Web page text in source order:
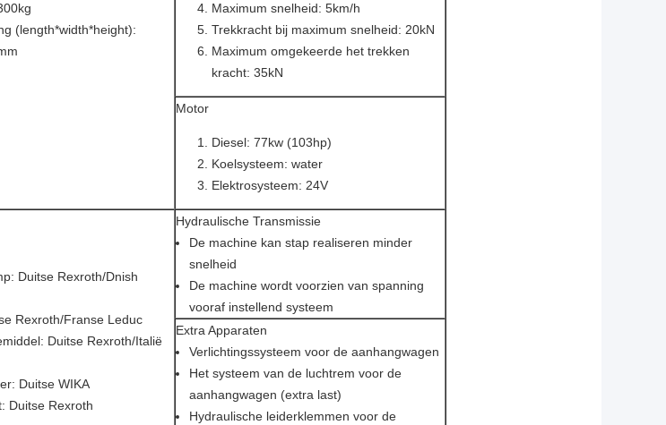
(length*width*height):
Maximum snelheid: 5km/h
Trekkracht bij maximum snelheid: 20kN
Maximum omgekeerde het trekken
kracht: 35kN
Motor
Diesel: 77kw (103hp)
Koelsysteem: water
Elektrosysteem: 24V
Duitse Rexroth/Dnish
Rexroth/Franse Leduc
Duitse Rexroth/Italië
Duitse WIKA
Duitse Rexroth
Hydraulische Transmissie
De machine kan stap realiseren minder
snelheid
De machine wordt voorzien van spanning
vooraf instellend systeem
Extra Apparaten
Verlichtingssysteem voor de aanhangwagen
Het systeem van de luchtrem voor de
aanhangwagen (extra last)
Hydraulische leiderklemmen voor de